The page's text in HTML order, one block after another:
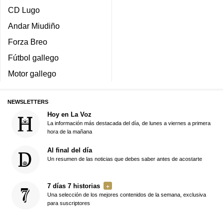
CD Lugo
Andar Miudiño
Forza Breo
Fútbol gallego
Motor gallego
NEWSLETTERS
Hoy en La Voz
La información más destacada del día, de lunes a viernes a primera
hora de la mañana
Al final del día
Un resumen de las noticias que debes saber antes de acostarte
7 días 7 historias
Una selección de los mejores contenidos de la semana, exclusiva
para suscriptores